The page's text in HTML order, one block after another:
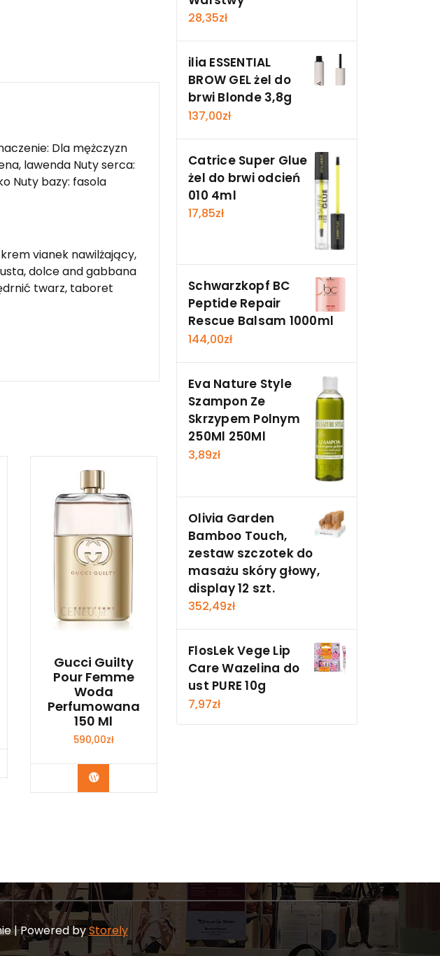
Dla mężczyzn
lawenda Nuty serca:
Nuty bazy: fasola
vianek nawilżający,
dolce and gabbana
twarz, taboret
Gucci Guilty
Pour Femme
Woda
Perfumowana
150 Ml
590,00zł
Zobacz
28,35zł
ilia ESSENTIAL
BROW GEL żel do
brwi Blonde 3,8g
137,00zł
Catrice Super Glue
żel do brwi odcień
010 4ml
17,85zł
Schwarzkopf BC
Peptide Repair
Rescue Balsam 1000ml
144,00zł
Eva Nature Style
Szampon Ze
Skrzypem Polnym
250Ml 250Ml
3,89zł
Olivia Garden
Bamboo Touch,
zestaw szczotek do
masażu skóry głowy,
display 12 szt.
352,49zł
FlosLek Vege Lip
Care Wazelina do
ust PURE 10g
7,97zł
| Powered byStorely